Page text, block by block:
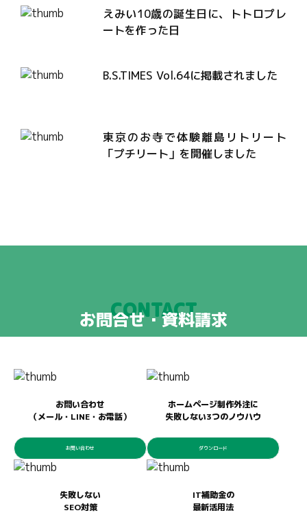
えみい10歳の誕生日に、トトロプレ
ートを作った日
B.S.TIMES Vol.64に掲載されました
東京のお寺で体験離島リトリート
「プチリート」を開催しました
CONTACT
お問合せ・資料請求
お問い合わせ
（メール・LINE・お電話）
お問い合わせ
ホームページ制作外注に
失敗しない3つのノウハウ
ダウンロード
失敗しない
SEO対策
IT補助金の
最新活用法